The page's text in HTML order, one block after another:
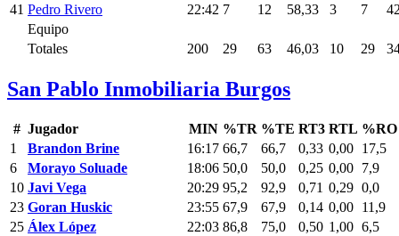
41 Pedro Rivero 22:42 7 12 58,33 3 7
Equipo
Totales
200 29 63 46,03 10 29
San Pablo Inmobiliaria Burgos
# Jugador MIN %TR %TE RT3 RTL %RO
1
Brandon Brine 16:17 66,7 66,7 0,33 0,00 17,5
6
Morayo Soluade 18:06 50,0 50,0 0,25 0,00 7,9
10 Javi Vega 20:29 95,2 92,9 0,71 0,29 0,0
23 Goran Huskic 23:55 67,9 67,9 0,14 0,00 11,9
25 Álex López 22:03 86,8 75,0 0,50 1,00 6,5